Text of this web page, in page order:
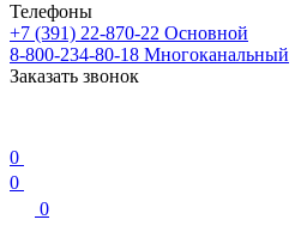
Телефоны
+7 (391) 22-870-22 Основной
8-800-234-80-18 Многоканальный
Заказать звонок
0
0
0